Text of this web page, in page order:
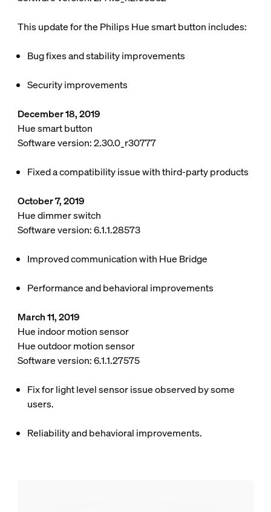
This update for the Philips Hue smart button includes:
Bug fixes and stability improvements
Security improvements
December 18, 2019
Hue smart button
Software version: 2.30.0_r30777
Fixed a compatibility issue with third-party products
October 7, 2019
Hue dimmer switch
Software version: 6.1.1.28573
Improved communication with Hue Bridge
Performance and behavioral improvements
March 11, 2019
Hue indoor motion sensor
Hue outdoor motion sensor
Software version: 6.1.1.27575
Fix for light level sensor issue observed by some
users.
Reliability and behavioral improvements.